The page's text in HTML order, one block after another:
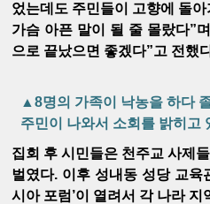
었는데도 주민들이 고향에 돌
가슴 아픈 말이 될 줄 몰랐다”
으로 끝났으면 좋겠다”고 전했
▲8명의 가족이 낙농을 하다
주민이 나와서 소회를 밝히고
집회 후 시민들은 천주교 사제
벌였다. 이후 성내동 성당 교육
시아 포럼’이 열려서 각 나라